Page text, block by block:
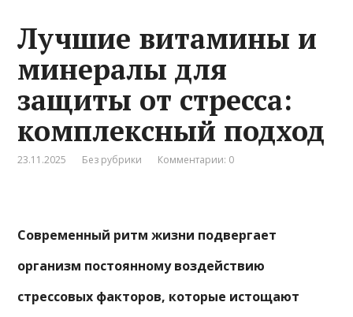
Лучшие витамины и
минералы для
защиты от стресса:
комплексный подход
23.11.2025 Без рубрики Комментарии: 0
Современный ритм жизни подвергает
организм постоянному воздействию
стрессовых факторов, которые истощают